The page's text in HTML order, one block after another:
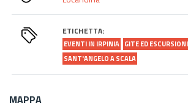
ETICHETTA:
EVENTI IN IRPINIA GITE ED ESCURSIONI
SANT'ANGELO A SCALA
MAPPA